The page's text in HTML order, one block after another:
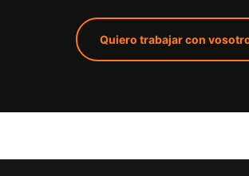
Quiero trabajar con